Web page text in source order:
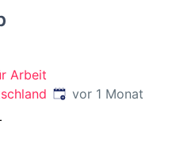
Arbeit
Veröffentlicht:
vor 1 Monat